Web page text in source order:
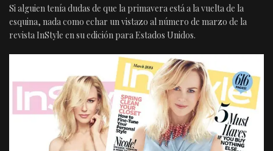
Si alguien tenía dudas de que la primavera está a la vuelta de la
esquina, nada como echar un vistazo al número de marzo de la
revista InStyle en su edición para Estados Unidos.